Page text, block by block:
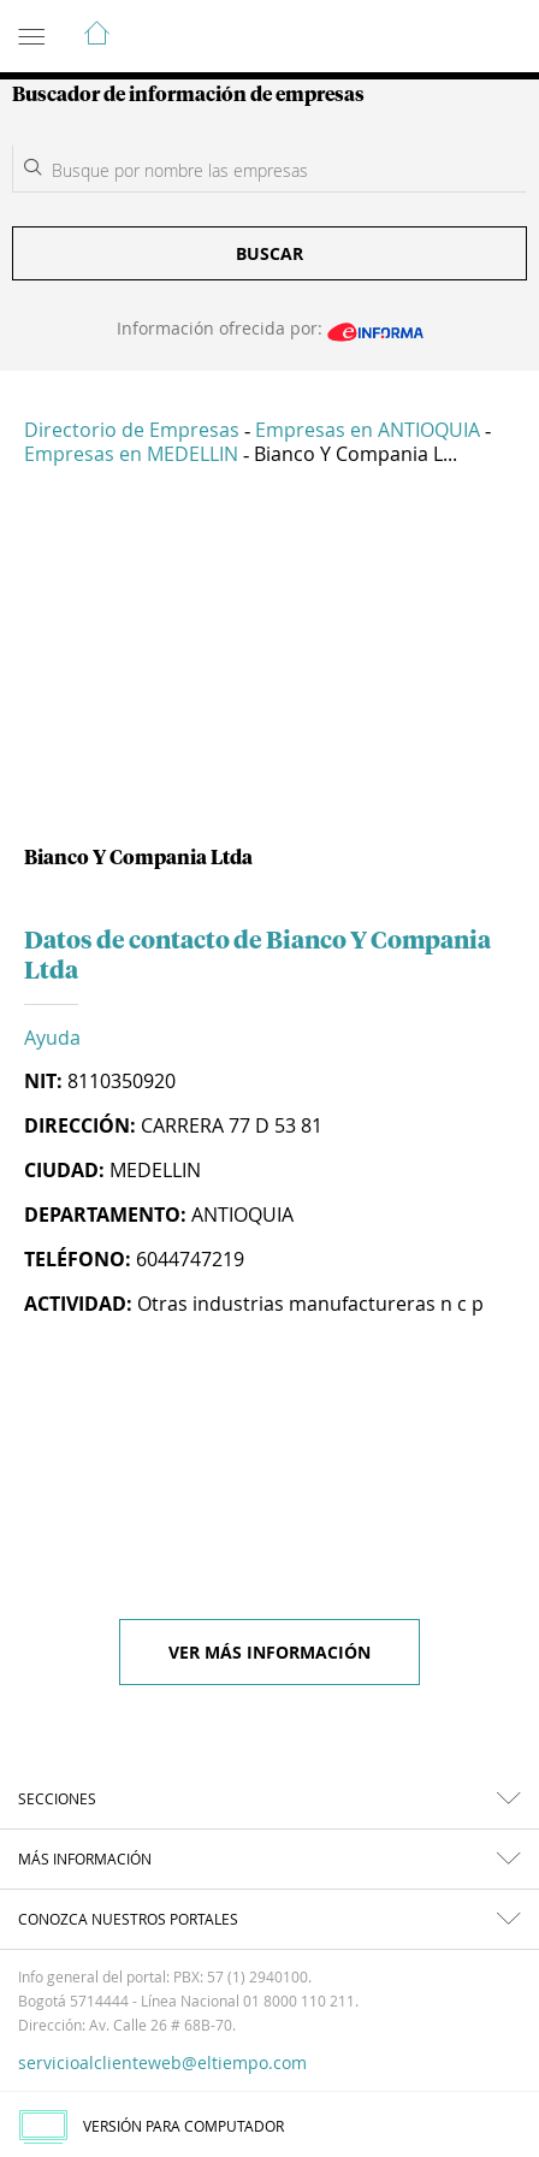
Guía de Empresas Colombianas
Buscador de información de empresas
BUSCAR
Información ofrecida por:
Directorio de Empresas - Empresas en ANTIOQUIA -
Empresas en MEDELLIN - Bianco Y Compania L...
Bianco Y Compania Ltda
Datos de contacto de Bianco Y Compania
Ltda
Ayuda
NIT: 8110350920
DIRECCIÓN: CARRERA 77 D 53 81
CIUDAD: MEDELLIN
DEPARTAMENTO: ANTIOQUIA
TELÉFONO: 6044747219
ACTIVIDAD: Otras industrias manufactureras n c p
VER MÁS INFORMACIÓN
SECCIONES
MÁS INFORMACIÓN
CONOZCA NUESTROS PORTALES
Info general del portal: PBX: 57 (1) 2940100.
Bogotá 5714444 - Línea Nacional 01 8000 110 211.
Dirección: Av. Calle 26 # 68B-70.
servicioalclienteweb@eltiempo.com
VERSIÓN PARA COMPUTADOR